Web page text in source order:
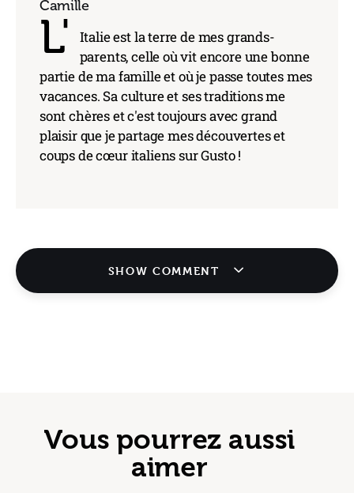
Camille
L'
Italie est la terre de mes grands-
parents, celle où vit encore une bonne
partie de ma famille et où je passe toutes mes
vacances. Sa culture et ses traditions me
sont chères et c'est toujours avec grand
plaisir que je partage mes découvertes et
coups de cœur italiens sur Gusto !
SHOW COMMENT
Vous pourrez aussi
aimer